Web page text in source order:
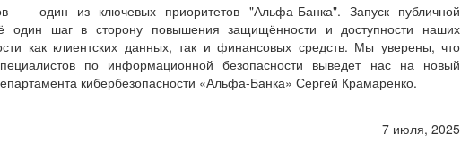
— один из ключевых приоритетов "Альфа-Банка". Запуск публичной
шаг в сторону повышения защищённости и доступности наших
как клиентских данных, так и финансовых средств. Мы уверены, что
по информационной безопасности выведет нас на новый
кибербезопасности «Альфа-Банка» Сергей Крамаренко.
7 июля, 2025